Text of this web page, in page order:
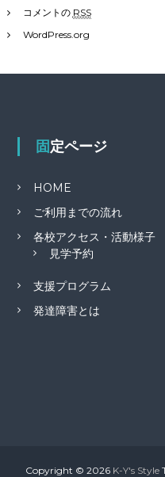
コメントの RSS
WordPress.org
固定ページ
HOME
ご利用までの流れ
各校アクセス・活動様子
見学予約
支援プログラム
発達障害とは
Copyright © 2026 K-Y's Style